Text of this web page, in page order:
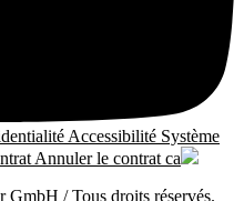
Accessibilité Système
Annuler le contrat ca
/ Tous droits réservés.